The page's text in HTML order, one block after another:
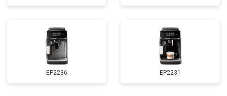
EP2236 EP2231